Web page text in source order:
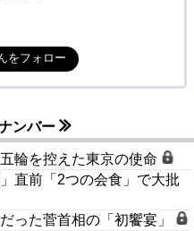
をフォロー
ンバー
輪を控えた東京の使命
直前「2つの会食」で大批
った菅首相の「初饗宴」